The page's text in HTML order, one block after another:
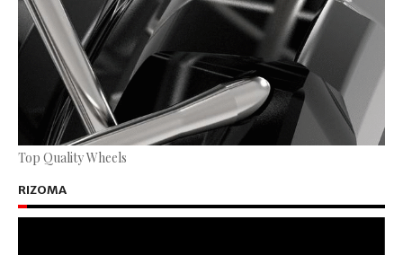
Top Quality Wheels
RIZOMA